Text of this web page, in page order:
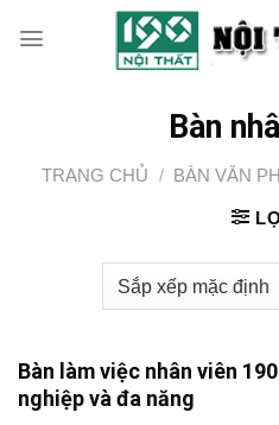
Bàn
TRANG CHỦ / BÀN VĂN
Bàn làm việc nhân viên
nghiệp và đa năng